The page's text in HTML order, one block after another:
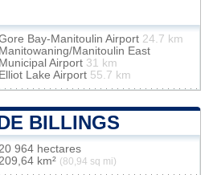
Bay-Manitoulin Airport 24.7 km
Manitowaning/Manitoulin East
Municipal Airport 31 km
Elliot Lake Airport 55.7 km
BILLINGS
20 964 hectares
209,64 km² (80,94 sq mi)